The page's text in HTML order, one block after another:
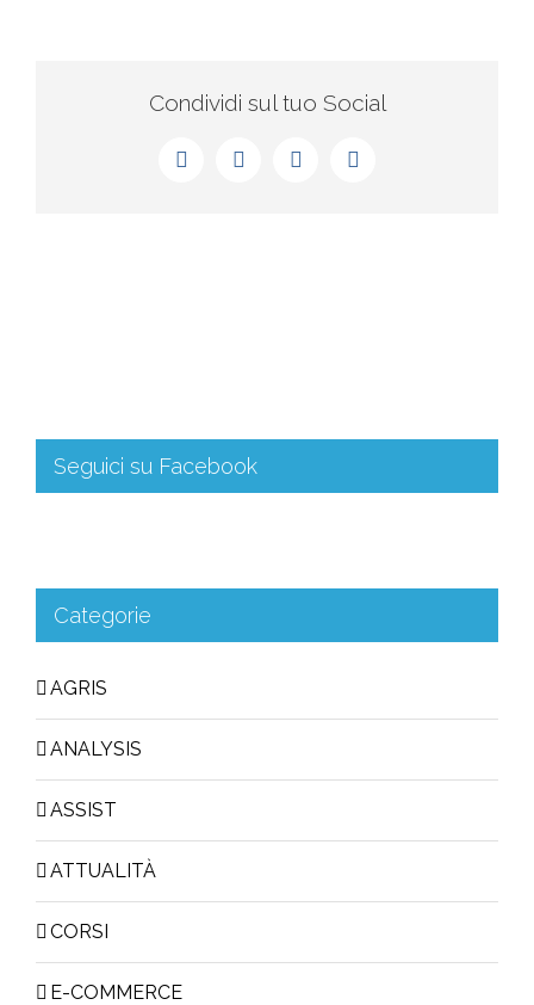
Condividi sul tuo Social
Seguici su Facebook
Categorie
AGRIS
ANALYSIS
ASSIST
ATTUALITÀ
CORSI
E-COMMERCE